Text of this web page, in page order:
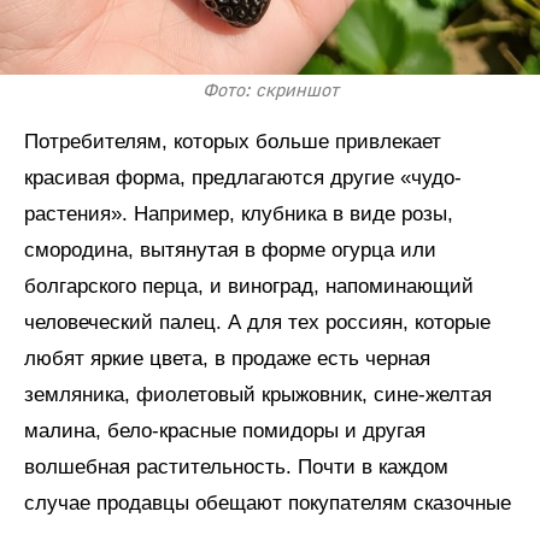
Фото: скриншот
Потребителям, которых больше привлекает
красивая форма, предлагаются другие «чудо-
растения». Например, клубника в виде розы,
смородина, вытянутая в форме огурца или
болгарского перца, и виноград, напоминающий
человеческий палец. А для тех россиян, которые
любят яркие цвета, в продаже есть черная
земляника, фиолетовый крыжовник, сине-желтая
малина, бело-красные помидоры и другая
волшебная растительность. Почти в каждом
случае продавцы обещают покупателям сказочные